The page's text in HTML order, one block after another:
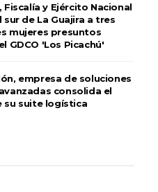
Fiscalía y Ejército Nacional
sur de La Guajira a tres
mujeres presuntos
GDCO 'Los Picachú'
empresa de soluciones
consolida el
su suite logística